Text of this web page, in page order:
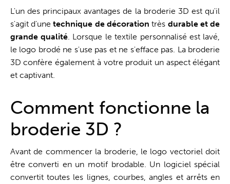
L'un des principaux avantages de la broderie 3D est qu'il
s'agit d'unetechnique de décoration très durable et de
grande qualité. Lorsque le textile personnalisé est lavé,
le logo brodé ne s'use pas et ne s'efface pas. La broderie
3D confère également à votre produit un aspect élégant
et captivant.
Comment fonctionne la
broderie 3D ?
Avant de commencer la broderie, le logo vectoriel doit
être converti en un motif brodable. Un logiciel spécial
convertit toutes les lignes, courbes, angles et arrêts en